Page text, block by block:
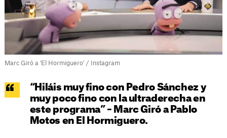
Marc Giró a 'El Hormiguero' / Instagram
“Hiláis muy fino con Pedro Sánchez y
muy poco fino con la ultraderecha en
este programa” – Marc Giró a Pablo
Motos en El Hormiguero.